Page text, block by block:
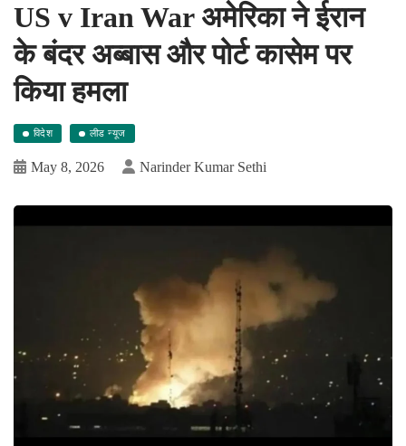
US v Iran War अमेरिका ने ईरान
के बंदर अब्बास और पोर्ट कासेम पर
किया हमला
विदेश लीड न्यूज
May 8, 2026 Narinder Kumar Sethi